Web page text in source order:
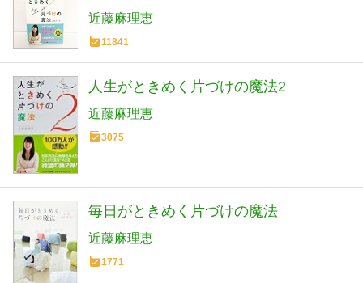
近藤麻理恵
11841
人生がときめく片づけの魔法2
近藤麻理恵
3075
毎日がときめく片づけの魔法
近藤麻理恵
1771